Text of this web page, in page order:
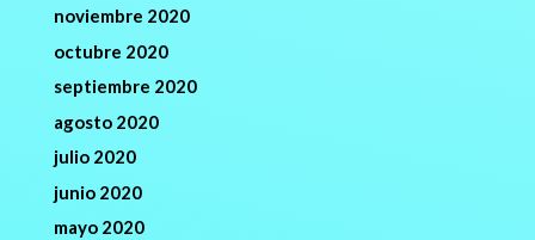
noviembre 2020
octubre 2020
septiembre 2020
agosto 2020
julio 2020
junio 2020
mayo 2020